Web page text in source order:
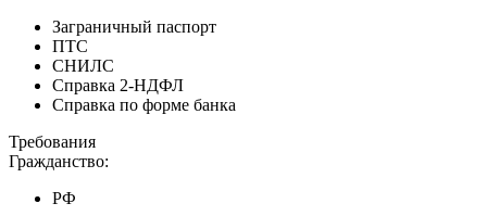
Заграничный паспорт
ПТС
СНИЛС
Справка 2-НДФЛ
Справка по форме банка
Требования
Гражданство:
РФ